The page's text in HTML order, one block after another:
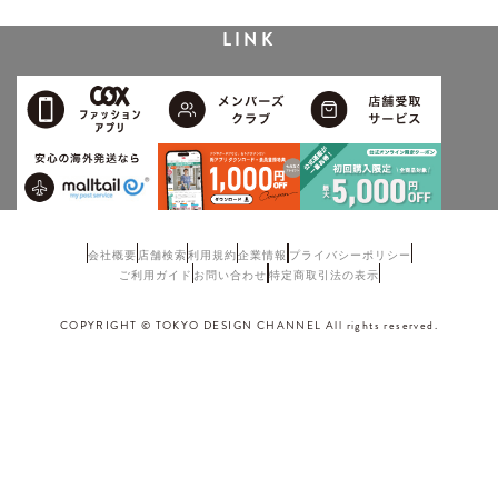
LINK
会社概要 店舗検索利用規約企業情報 プライバシーポリシー
ご利用ガイド お問い合わせ 特定商取引法の表示
COPYRIGHT © TOKYO DESIGN CHANNEL All rights reserved.